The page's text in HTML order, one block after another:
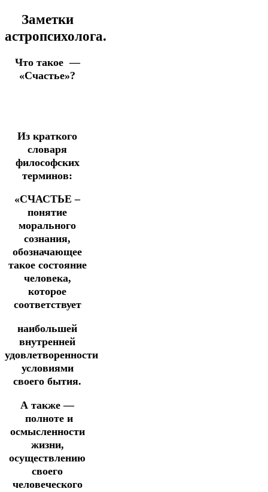
Заметки
астропсихолога.
Что такое —
«Счастье»?
Из краткого
словаря
философских
терминов:
«СЧАСТЬЕ –
понятие
морального
сознания,
обозначающее
такое состояние
человека,
которое
соответствует
наибольшей
внутренней
удовлетворенности
условиями
своего бытия.
А также —
полноте и
осмысленности
жизни,
осуществлению
своего
человеческого